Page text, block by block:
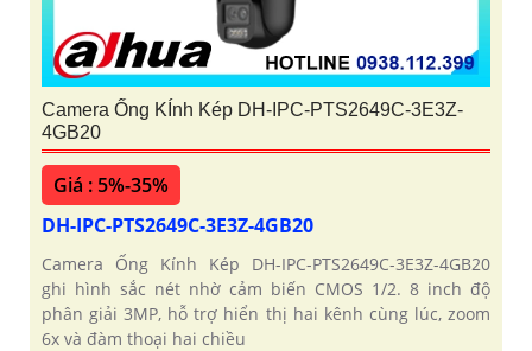
Camera Ống KÍnh Kép DH-IPC-PTS2649C-3E3Z-
4GB20
Giá : 5%-35%
DH-IPC-PTS2649C-3E3Z-4GB20
Camera Ống Kính Kép DH-IPC-PTS2649C-3E3Z-4GB20
ghi hình sắc nét nhờ cảm biến CMOS 1/2. 8 inch độ
phân giải 3MP, hỗ trợ hiển thị hai kênh cùng lúc, zoom
6x và đàm thoại hai chiều